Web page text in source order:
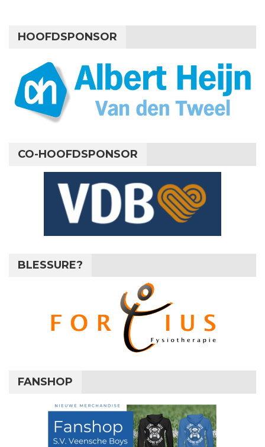
HOOFDSPONSOR
CO-HOOFDSPONSOR
BLESSURE?
FANSHOP